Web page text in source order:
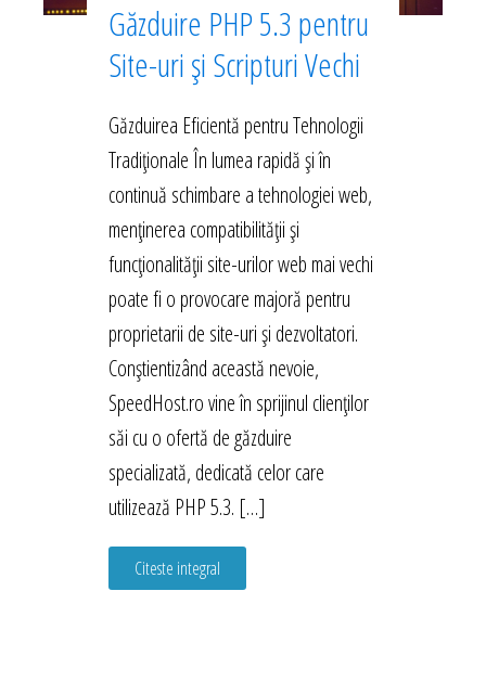
Găzduire PHP 5.3 pentru
Site-uri și Scripturi Vechi
Găzduirea Eficientă pentru Tehnologii
Tradiționale În lumea rapidă și în
continuă schimbare a tehnologiei web,
menținerea compatibilității și
funcționalității site-urilor web mai vechi
poate fi o provocare majoră pentru
proprietarii de site-uri și dezvoltatori.
Conștientizând această nevoie,
SpeedHost.ro vine în sprijinul clienților
săi cu o ofertă de găzduire
specializată, dedicată celor care
utilizează PHP 5.3. […]
Citeste integral